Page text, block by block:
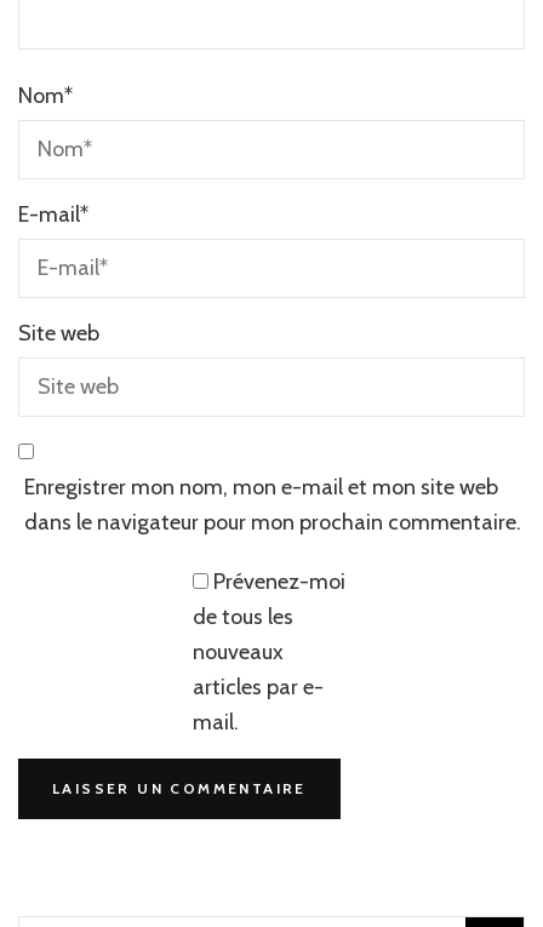
Nom*
E-mail*
Site web
Enregistrer mon nom, mon e-mail et mon site web
dans le navigateur pour mon prochain commentaire.
Prévenez-moi
de tous les
nouveaux
articles par e-
mail.